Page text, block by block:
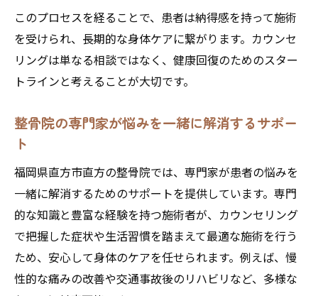
このプロセスを経ることで、患者は納得感を持って施術
を受けられ、長期的な身体ケアに繋がります。カウンセ
リングは単なる相談ではなく、健康回復のためのスター
トラインと考えることが大切です。
整骨院の専門家が悩みを一緒に解消するサポー
ト
福岡県直方市直方の整骨院では、専門家が患者の悩みを
一緒に解消するためのサポートを提供しています。専門
的な知識と豊富な経験を持つ施術者が、カウンセリング
で把握した症状や生活習慣を踏まえて最適な施術を行う
ため、安心して身体のケアを任せられます。例えば、慢
性的な痛みの改善や交通事故後のリハビリなど、多様な